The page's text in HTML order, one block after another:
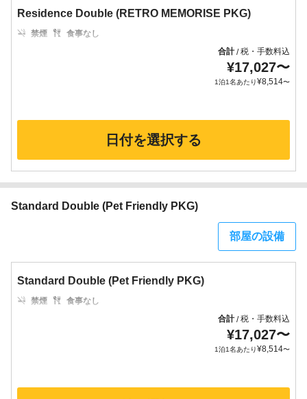
Residence Double (RETRO MEMORISE PKG)
禁煙
食事なし
合計/税・手数料込
¥17,027〜
1泊1名あたり¥8,514〜
日付を選択する
Standard Double (Pet Friendly PKG)
部屋の設備
Standard Double (Pet Friendly PKG)
禁煙
食事なし
合計/税・手数料込
¥17,027〜
1泊1名あたり¥8,514〜